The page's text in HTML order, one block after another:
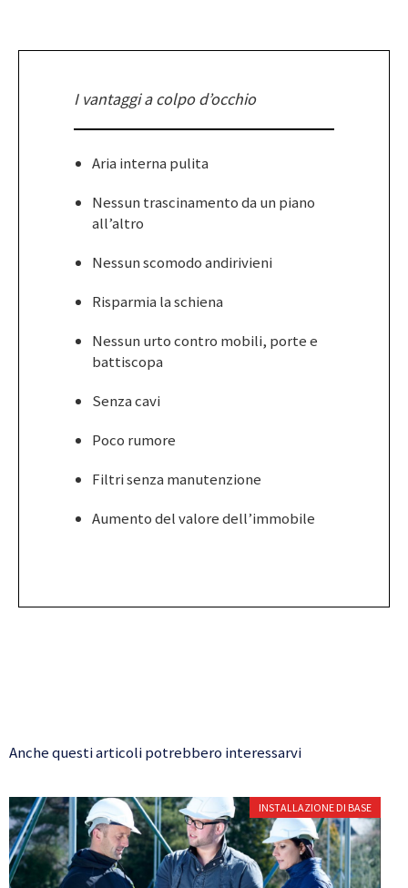
I vantaggi a colpo d’occhio
Aria interna pulita
Nessun trascinamento da un piano
all’altro
Nessun scomodo andirivieni
Risparmia la schiena
Nessun urto contro mobili, porte e
battiscopa
Senza cavi
Poco rumore
Filtri senza manutenzione
Aumento del valore dell’immobile
Anche questi articoli potrebbero interessarvi
INSTALLAZIONE DI BASE